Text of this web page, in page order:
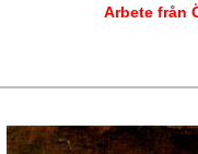
Arbete från